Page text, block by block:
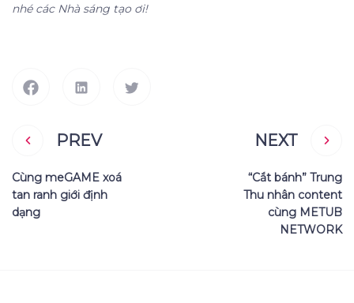
nhé các Nhà sáng tạo ơi!
PREV
Cùng meGAME xoá
tan ranh giới định
dạng
NEXT
“Cắt bánh” Trung
Thu nhân content
cùng METUB
NETWORK